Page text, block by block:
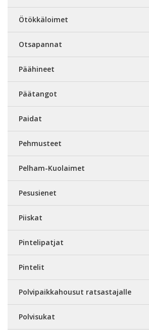
Ötökkäloimet
Otsapannat
Päähineet
Päätangot
Paidat
Pehmusteet
Pelham-Kuolaimet
Pesusienet
Piiskat
Pintelipatjat
Pintelit
Polvipaikkahousut ratsastajalle
Polvisukat